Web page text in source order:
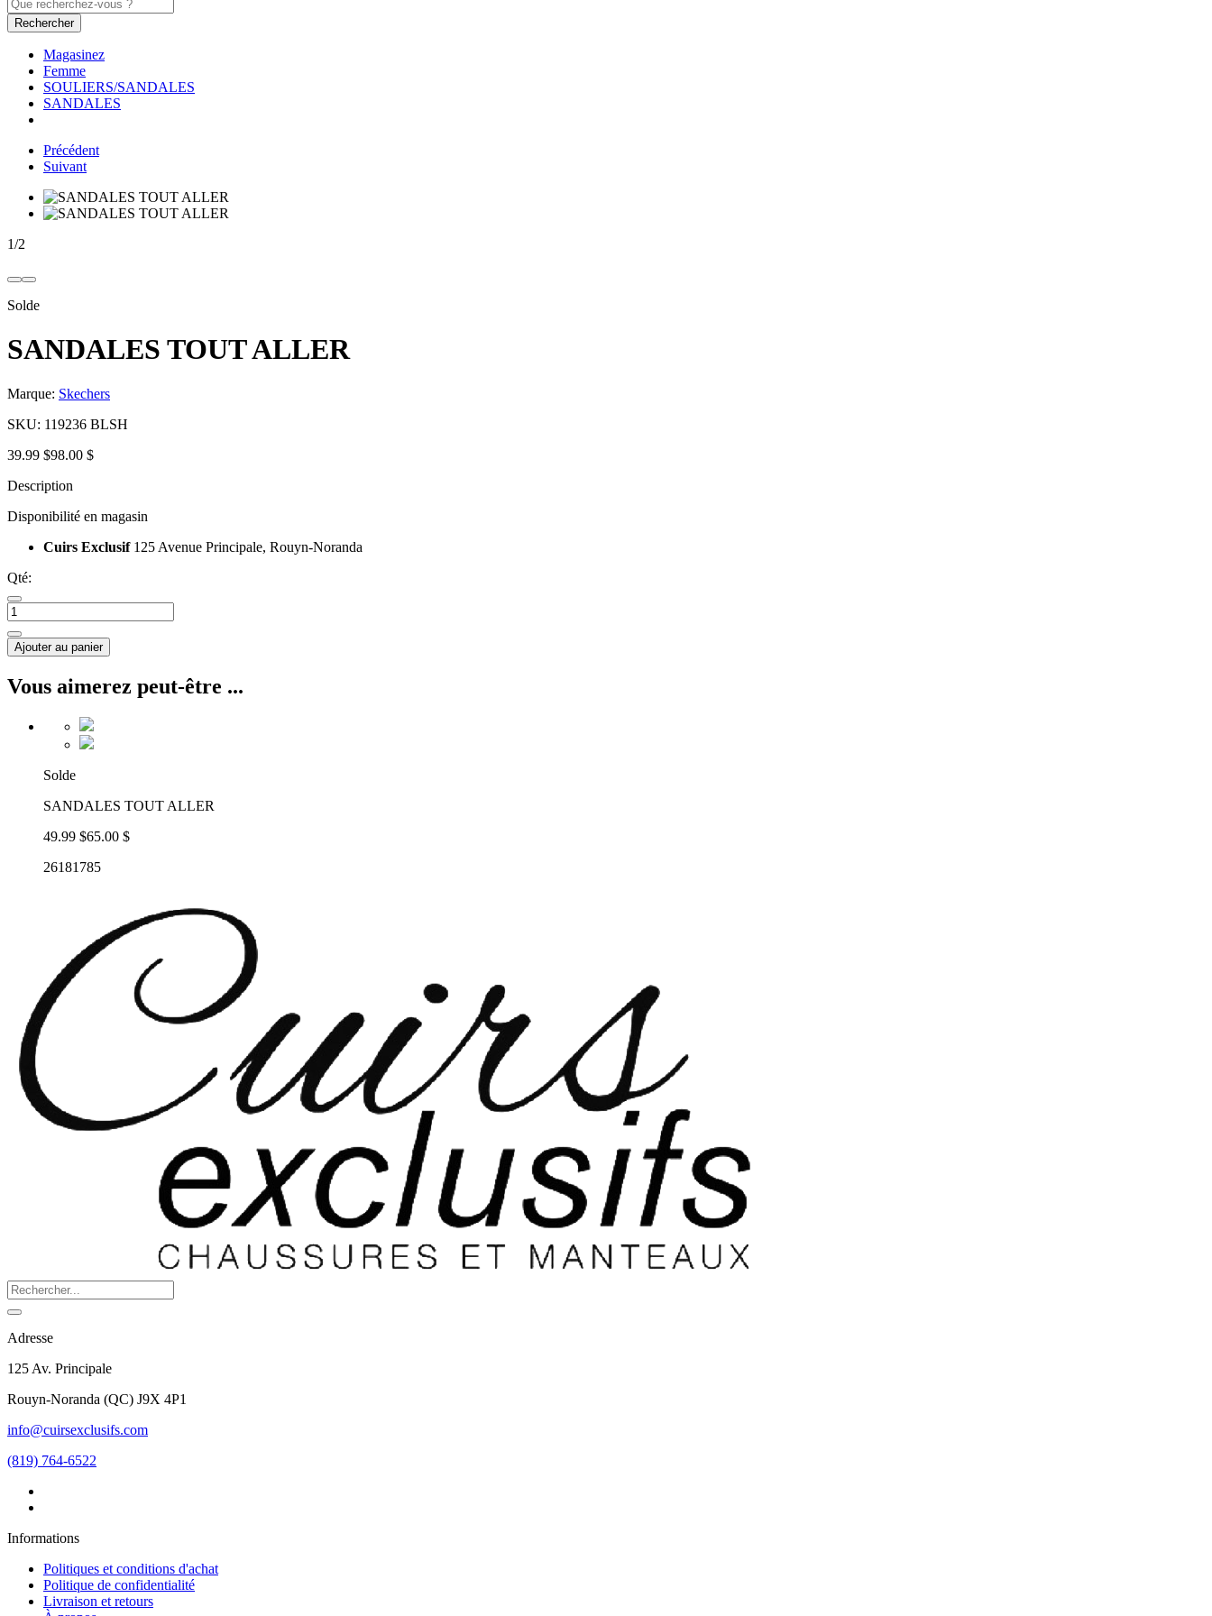
Rechercher
Magasinez
Femme
SOULIERS/SANDALES
SANDALES
Précédent
Suivant
1/2
Solde
SANDALES TOUT ALLER
Marque: Skechers
SKU: 119236 BLSH
39.99 $98.00 $
Description
Disponibilité en magasin
Cuirs Exclusif 125 Avenue Principale, Rouyn-Noranda
Qté:
Ajouter au panier
Vous aimerez peut-être ...
Solde
SANDALES TOUT ALLER
49.99 $65.00 $
26181785
Adresse
125 Av. Principale
Rouyn-Noranda (QC) J9X 4P1
info@cuirsexclusifs.com
(819) 764-6522
Informations
Politiques et conditions d'achat
Politique de confidentialité
Livraison et retours